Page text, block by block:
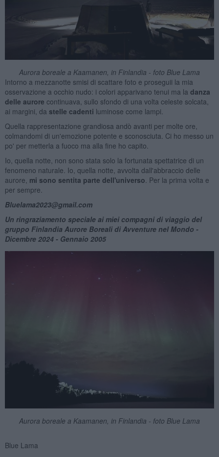
Aurora boreale a Kaamanen, in Finlandia - foto Blue Lama
Intorno a mezzanotte smisi di scattare foto e proseguii la mia
osservazione a occhio nudo: i colori apparivano tenui ma la danza
delle aurore continuava, sullo sfondo di una volta celeste solcata,
ai margini, da stelle cadenti luminose come lampi.
Quella rappresentazione grandiosa andò avanti per molte ore,
colmandomi di un'emozione potente e sconosciuta. Ci ho messo un
po' per metterla a fuoco ma alla fine ho capito.
Io, quella notte, non sono stata solo la fortunata spettatrice di un
fenomeno naturale. Io, quella notte, avvolta dall'abbraccio delle
aurore, mi sono sentita parte dell'universo. Per la prima volta e
per sempre.
Bluelama2023@gmail.com
Un ringraziamento speciale ai miei compagni di viaggio del
gruppo Finlandia Aurore Boreali di Avventure nel Mondo -
Dicembre 2024 - Gennaio 2005
Aurora boreale a Kaamanen, in Finlandia - foto Blue Lama
Blue Lama